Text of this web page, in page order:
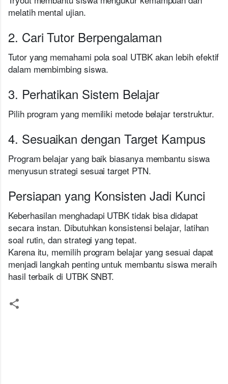
melatih mental ujian.
2. Cari Tutor Berpengalaman
Tutor yang memahami pola soal UTBK akan lebih efektif
dalam membimbing siswa.
3. Perhatikan Sistem Belajar
Pilih program yang memiliki metode belajar terstruktur.
4. Sesuaikan dengan Target Kampus
Program belajar yang baik biasanya membantu siswa
menyusun strategi sesuai target PTN.
Persiapan yang Konsisten Jadi Kunci
Keberhasilan menghadapi UTBK tidak bisa didapat
secara instan. Dibutuhkan konsistensi belajar, latihan
soal rutin, dan strategi yang tepat.
Karena itu, memilih program belajar yang sesuai dapat
menjadi langkah penting untuk membantu siswa meraih
hasil terbaik di UTBK SNBT.